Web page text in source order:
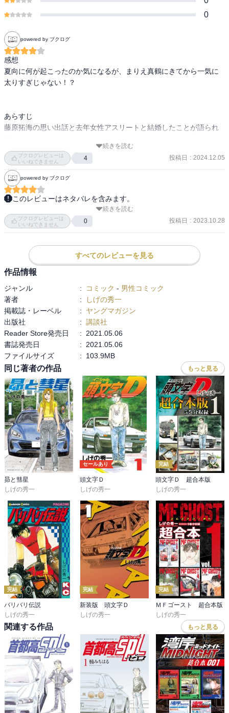
0
powered by ブクログ
感想
夏向に何が起こったのか気になるが、まりえ真鶴にきてから一気に
太りすぎじゃない！？
あらすじ
藤原拓海の思い出話と去年女性アスリートと結婚したことが語られ
極限に追い詰められた中で夏向はドライビングテクニックと闘争心
を取り戻す。
4周目に入り、肘の痛みが消えたといって、9位から巻き返しを図
一方、ルーキーの諸星は5位まで順位を上げていた。
夏向は4周目で一気に順位を4位まで戻す。
続きを読む
ブクログレビューは
いいねできません
4 投稿日 : 2024.12.05
powered by ブクログ
このレビューはネタバレを含みます。
シフトアップのハンデで、順位を下げてからの挽回は盛り上げるか
らね。
続きを読む
ブクログレビューは
いいねできません
0 投稿日 : 2023.10.28
すべてのレビューを見る
作品情報
ジャンル : コミック - 男性コミック
著者
:
しげの秀一
掲載誌・レーベル
:
ヤングマガジン
出版社
: 講談社
Reader Store発売日
:
2021.05.06
書誌発売日
:
2021.05.06
ファイルサイズ
: 103.9MB
同じ著者の作品 もっと見る
昴と彗星
しげの秀一
セールあり
頭文字Ｄ
しげの秀一
完結
頭文字Ｄ 超合本版
しげの秀一
完結
バリバリ伝説
しげの秀一
完結
新装版 頭文字Ｄ
しげの秀一
完結
ＭＦゴースト 超合本版
しげの秀一
関連する作品 もっと見る